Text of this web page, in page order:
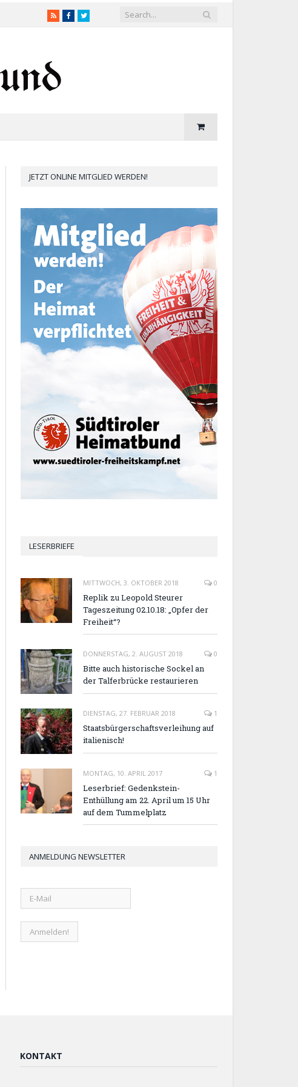
RSSFacebookTwitter
JETZT ONLINE MITGLIED WERDEN!
LESERBRIEFE
MITTWOCH, 3. OKTOBER 2018 0
Replik zu Leopold Steurer
Tageszeitung 02.10.18: „Opfer der
Freiheit“?
DONNERSTAG, 2. AUGUST 2018 0
Bitte auch historische Sockel an
der Talferbrücke restaurieren
DIENSTAG, 27. FEBRUAR 2018 1
Staatsbürgerschaftsverleihung auf
italienisch!
MONTAG, 10. APRIL 2017 1
Leserbrief: Gedenkstein-
Enthüllung am 22. April um 15 Uhr
auf dem Tummelplatz
ANMELDUNG NEWSLETTER
KONTAKT